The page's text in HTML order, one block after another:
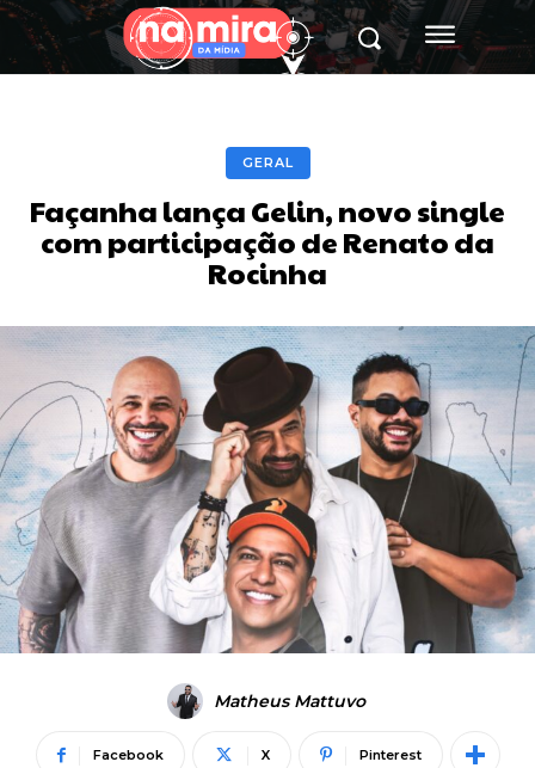
GERAL
Façanha lança Gelin, novo single
com participação de Renato da
Rocinha
Matheus Mattuvo
Facebook X Pinterest